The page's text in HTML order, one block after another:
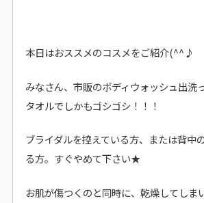
本日はおススメのコスメをご紹介(^^♪
みなさん、市販のボディウォッシュ出洗
タオルでしかもゴシゴシ！！！
ブライダルを控えている方、または背中
る方。すぐやめて下さい★
お肌が傷つくのと同時に、乾燥してしま